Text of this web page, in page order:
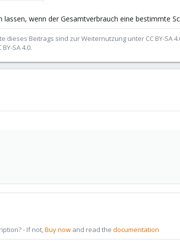
wenn der Gesamtverbrauch eine bestimmte
dieses Beitrags sind zur Weiternutzung unter CC BY-
SA 4.0.
- If not,Buy now and read the documentation